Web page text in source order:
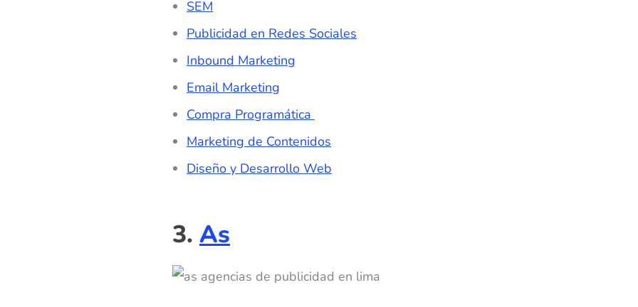
SEM
Publicidad en Redes Sociales
Inbound Marketing
Email Marketing
Compra Programática
Marketing de Contenidos
Diseño y Desarrollo Web
3. As